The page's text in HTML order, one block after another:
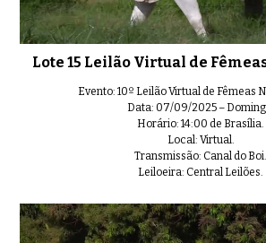
Lote 15 Leilão Virtual de
Evento: 10º Leilão Virtual de Fêmeas
Data: 07/09/2025 –
Horário: 14:00 de Brasília.
Local: Virtual.
Transmissão: Canal do Boi.
Leiloeira: Central Leilões.